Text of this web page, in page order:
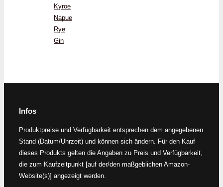
Kyroe
Napue
Rye
Gin
Infos
Produktpreise und Verfügbarkeit entsprechen dem angegebenen
Stand (Datum/Uhrzeit) und können sich ändern. Für den Kauf
dieses Produkts gelten die Angaben zu Preis und Verfügbarkeit,
die zum Kaufzeitpunkt [auf der/den maßgeblichen Amazon-
Website(s)] angezeigt werden.